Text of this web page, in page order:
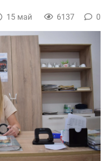
15 май 6137 0